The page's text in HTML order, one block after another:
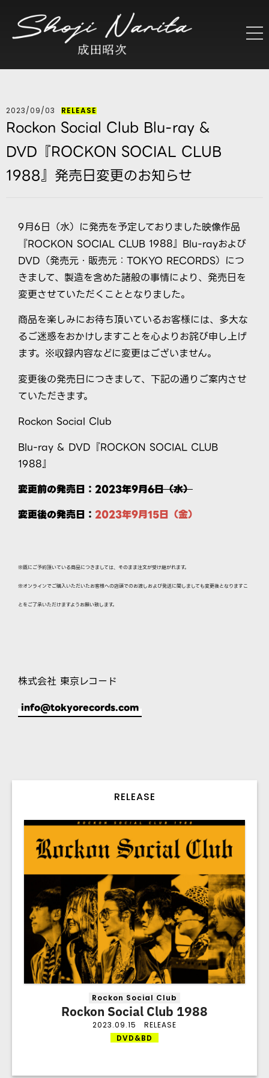
2023/09/03 RELEASE
Rockon Social Club Blu-ray &
DVD『ROCKON SOCIAL CLUB
1988』発売日変更のお知らせ
9月6日（水）に発売を予定しておりました映像作品
『ROCKON SOCIAL CLUB 1988』Blu-rayおよび
DVD（発売元・販売元：TOKYO RECORDS）につ
きまして、製造を含めた諸般の事情により、発売日を
変更させていただくこととなりました。
商品を楽しみにお待ち頂いているお客様には、多大な
るご迷惑をおかけしますことを心よりお詫び申し上げ
ます。※収録内容などに変更はございません。
変更後の発売日につきまして、下記の通りご案内させ
ていただきます。
Rockon Social Club
Blu-ray & DVD『ROCKON SOCIAL CLUB
1988』
変更前の発売日：2023年9月6日（水）
変更後の発売日： 2023年9月15日（金）
※既にご予約頂いている商品につきましては、そのまま注文が受け継がれます。
※オンラインでご購入いただいたお客様への店頭でのお渡しおよび発送に関しましても変更後となりますこ
とをご了承いただけますようお願い致します。
株式会社 東京レコード
info@tokyorecords.com
RELEASE
Rockon Social Club
Rockon Social Club 1988
2023.09.15
RELEASE
DVD&BD